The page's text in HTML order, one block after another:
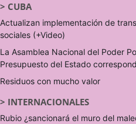
> CUBA
Actualizan implementación de
sociales (+Video)
La Asamblea Nacional del Poder
Presupuesto del Estado
Residuos con mucho valor
> INTERNACIONALES
Rubio ¿sancionará el muro del